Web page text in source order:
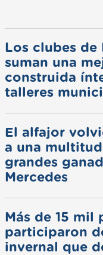
Los clubes de
suman una
construida
talleres
El alfajor
a una
grandes
Mercedes
Más de 15 mil
participaron
invernal que